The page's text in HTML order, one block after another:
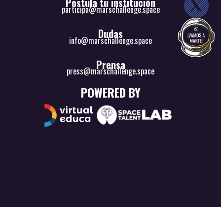
participa@marschallenge.space
Dudas
info@marschallenge.space
Prensa
press@marschallenge.space
POWERED BY